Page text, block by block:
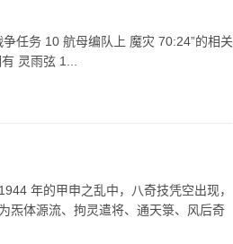
任务 10 航母编队上 魔灾 70:24”的相关
灵雨弦 1...
年的甲申之乱中，八奇技凭空出现，
炁体源流、拘灵遣将、通天箓、风后奇